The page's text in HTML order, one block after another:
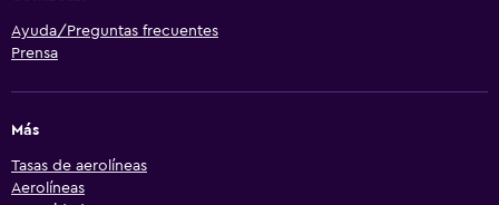
Ayuda/Preguntas frecuentes
Prensa
Más
Tasas de aerolíneas
Aerolíneas